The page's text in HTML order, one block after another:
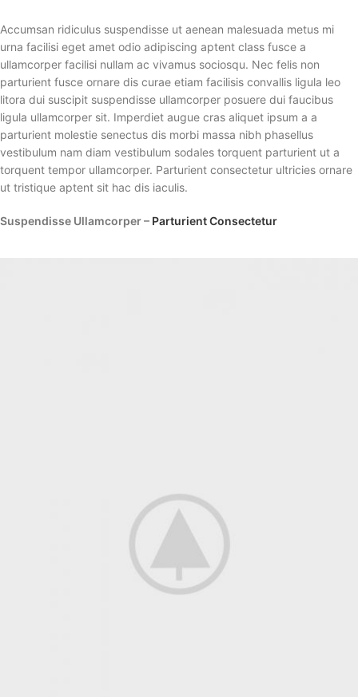
Accumsan ridiculus suspendisse ut aenean malesuada metus mi
urna facilisi eget amet odio adipiscing aptent class fusce a
ullamcorper facilisi nullam ac vivamus sociosqu. Nec felis non
parturient fusce ornare dis curae etiam facilisis convallis ligula leo
litora dui suscipit suspendisse ullamcorper posuere dui faucibus
ligula ullamcorper sit. Imperdiet augue cras aliquet ipsum a a
parturient molestie senectus dis morbi massa nibh phasellus
vestibulum nam diam vestibulum sodales torquent parturient ut a
torquent tempor ullamcorper. Parturient consectetur ultricies ornare
ut tristique aptent sit hac dis iaculis.
Suspendisse Ullamcorper – Parturient Consectetur